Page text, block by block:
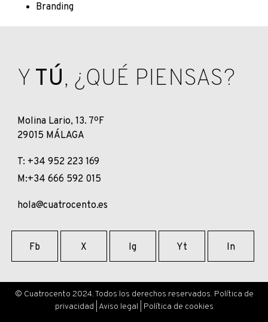
Branding
Y TÚ, ¿QUÉ PIENSAS?
Molina Lario, 13. 7ºF
29015 MÁLAGA
T: +34 952 223 169
M:+34 666 592 015
hola@cuatrocento.es
Fb X Ig Yt In
© Cuatrocento 2024. Todos los derechos reservados. Política de
privacidad Aviso legal Política de cookies